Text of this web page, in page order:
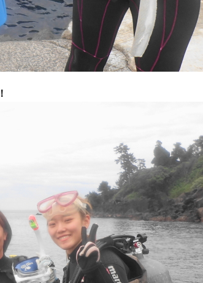
家族旅行 富士山 小学生
小学生以上
1度 幻の池 強風体験
探究
ハンマー 早朝ハンマーDIV 昆虫
星座
ー 星空観測 星空観賞 春の星座
木星
の切通し
野田浜
金星
飛び込み
高齢でも
星空 シュノーケリング
ダイビング
自然体験ツアー 子供 家族 学生
夫婦